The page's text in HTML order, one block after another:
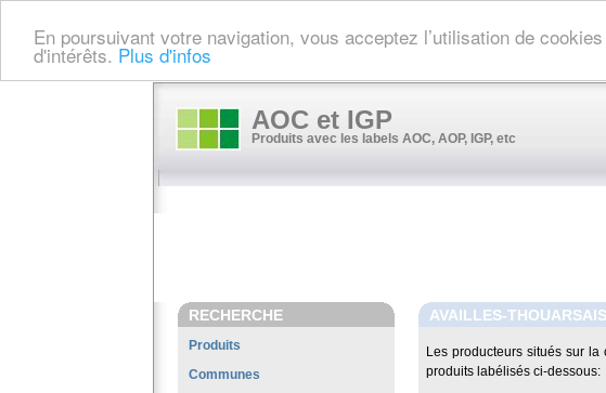
En poursuivant votre navigation, vous acceptez l’utilisation de
d'intérêts. Plus d'infos
AOC et IGP
Produits avec les labels AOC, AOP, IGP, etc
RECHERCHE
Produits
Communes
AVAILLES-THOUARSAIS
Les producteurs situés sur la
produits labélisés ci-dessous: